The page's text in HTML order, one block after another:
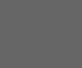
En ese
parecían no
paseaba por